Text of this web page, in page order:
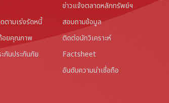
ตามเร่งรัดหนี้
อยคุณภาพ
กันประกันภัย
ข่าวแจ้งตลาดหลักทรัพย์ฯ
สอบถามข้อมูล
ติดต่อนักวิเคราะห์
Factsheet
อันดับความน่าเชื่อถือ